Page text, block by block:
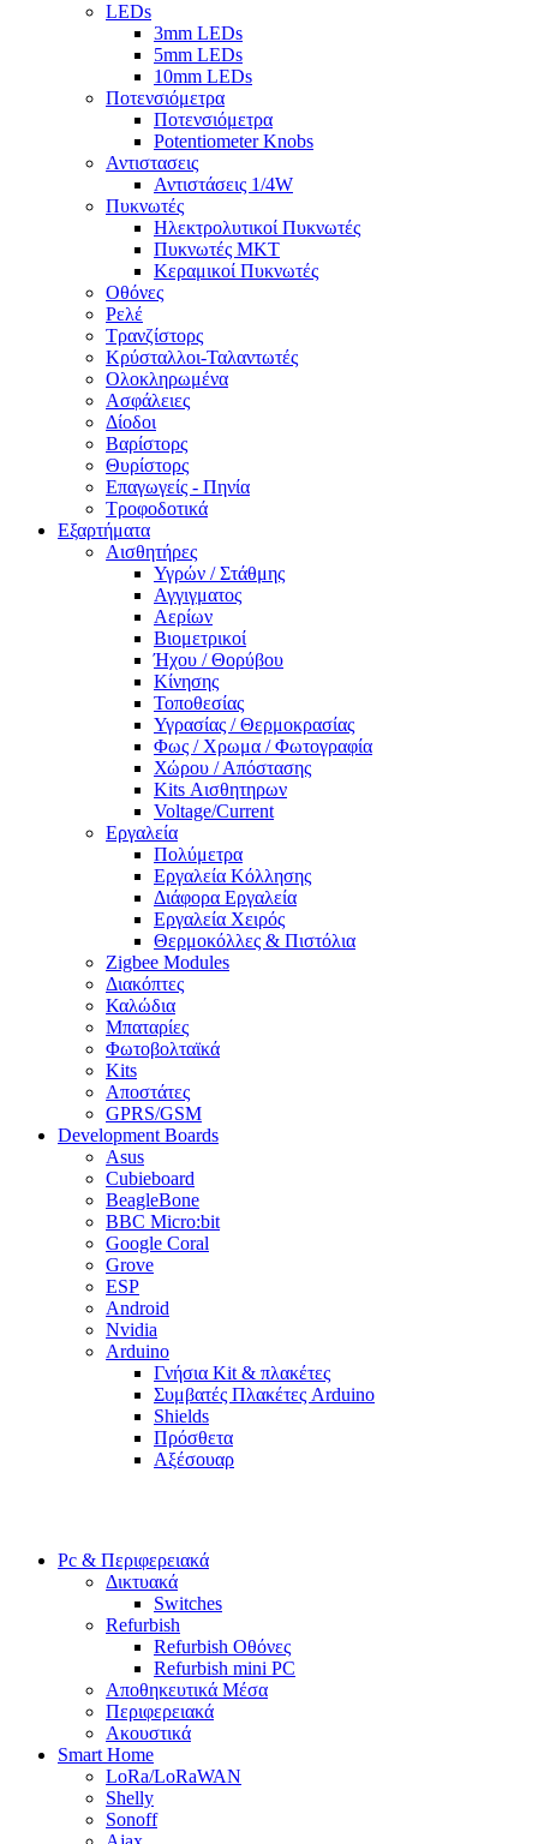
LEDs
3mm LEDs
5mm LEDs
10mm LEDs
Ποτενσιόμετρα
Ποτενσιόμετρα
Potentiometer Knobs
Αντιστασεις
Αντιστάσεις 1/4W
Πυκνωτές
Ηλεκτρολυτικοί Πυκνωτές
Πυκνωτές MKT
Κεραμικοί Πυκνωτές
Οθόνες
Ρελέ
Τρανζίστορς
Κρύσταλλοι-Ταλαντωτές
Ολοκληρωμένα
Ασφάλειες
Δίοδοι
Βαρίστορς
Θυρίστορς
Επαγωγείς - Πηνία
Τροφοδοτικά
Εξαρτήματα
Αισθητήρες
Υγρών / Στάθμης
Αγγιγματος
Αερίων
Βιομετρικοί
Ήχου / Θορύβου
Κίνησης
Τοποθεσίας
Υγρασίας / Θερμοκρασίας
Φως / Χρωμα / Φωτογραφία
Χώρου / Απόστασης
Kits Αισθητηρων
Voltage/Current
Εργαλεία
Πολύμετρα
Εργαλεία Κόλλησης
Διάφορα Εργαλεία
Εργαλεία Χειρός
Θερμοκόλλες & Πιστόλια
Zigbee Modules
Διακόπτες
Καλώδια
Μπαταρίες
Φωτοβολταϊκά
Kits
Αποστάτες
GPRS/GSM
Development Boards
Asus
Cubieboard
BeagleBone
BBC Micro:bit
Google Coral
Grove
ESP
Android
Nvidia
Arduino
Γνήσια Kit & πλακέτες
Συμβατές Πλακέτες Arduino
Shields
Πρόσθετα
Αξέσουαρ
Pc & Περιφερειακά
Δικτυακά
Switches
Refurbish
Refurbish Οθόνες
Refurbish mini PC
Αποθηκευτικά Μέσα
Περιφερειακά
Ακουστικά
Smart Home
LoRa/LoRaWAN
Shelly
Sonoff